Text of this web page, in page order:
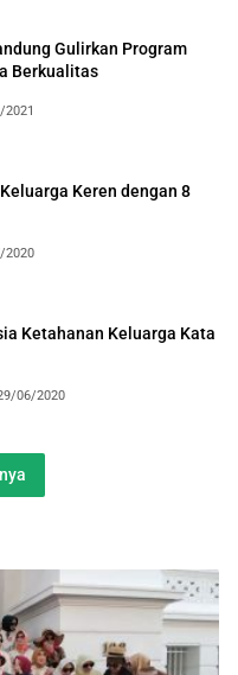
Gulirkan Program
Berkualitas
Keren dengan 8
2020
Ketahanan Keluarga Kata
06/2020